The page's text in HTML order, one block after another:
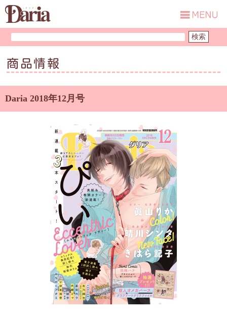
商品情報
Daria 2018年12月号